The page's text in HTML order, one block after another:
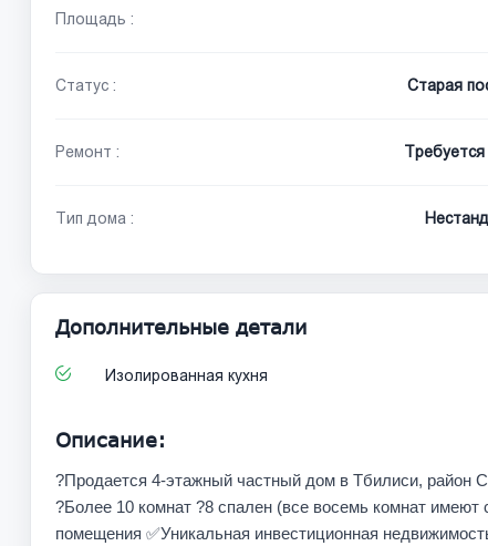
Площадь :
Статус : Старая
Ремонт :
Тип дома :
Дополнительные детали
Изолированная кухня
Описание:
?Продается 4-этажный частный дом в Тбилиси, район
?Более 10 комнат ?8 спален (все восемь комнат
помещения ✅Уникальная инвестиционная